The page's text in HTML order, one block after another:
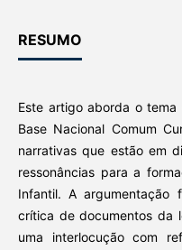
RESUMO
Este artigo aborda o
Base Nacional Comum
narrativas que estão em
ressonâncias para a
Infantil. A
crítica de documentos da
uma interlocução com